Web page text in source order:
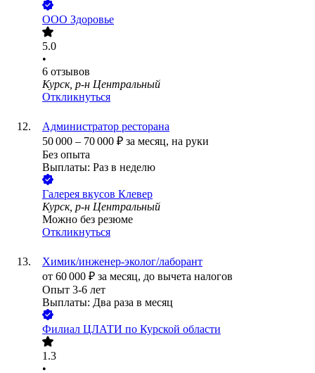
ООО Здоровье
5.0
•
6 отзывов
Курск, р-н Центральный
Откликнуться
Администратор ресторана
50 000 – 70 000 ₽ за месяц, на руки
Без опыта
Выплаты: Раз в неделю
Галерея вкусов Клевер
Курск, р-н Центральный
Можно без резюме
Откликнуться
Химик/инженер-эколог/лаборант
от 60 000 ₽ за месяц, до вычета налогов
Опыт 3-6 лет
Выплаты: Два раза в месяц
Филиал ЦЛАТИ по Курской области
1.3
•